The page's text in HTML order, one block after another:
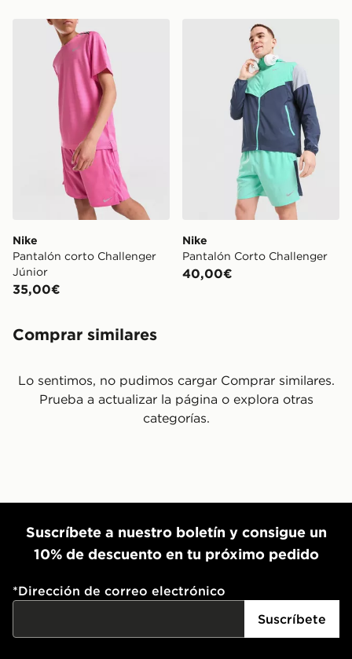
Nike Pantalón corto Challenger Júnior
Nike
Pantalón corto Challenger
Júnior
35,00€
Nike Pantalón Corto
Nike
Pantalón Corto Challenger
40,00€
Comprar similares
Lo sentimos, no pudimos cargar Comprar similares.
Prueba a actualizar la página o explora otras
categorías.
Suscríbete a nuestro boletín y consigue un
10% de descuento en tu próximo pedido
*Dirección de correo electrónico
Suscríbete